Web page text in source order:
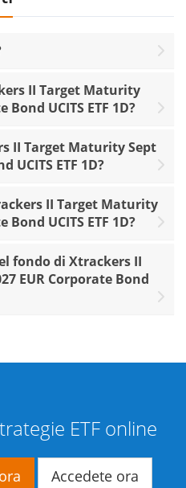
II Target Maturity
Bond UCITS ETF 1D?
II Target Maturity Sept
UCITS ETF 1D?
II Target Maturity
Bond UCITS ETF 1D?
fondo di Xtrackers II
EUR Corporate Bond
ETF online
Accedete ora